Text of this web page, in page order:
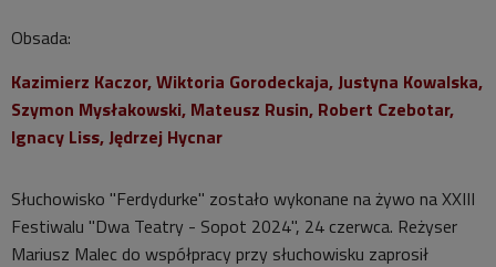
Obsada:
Kazimierz Kaczor, Wiktoria Gorodeckaja, Justyna Kowalska,
Szymon Mysłakowski, Mateusz Rusin, Robert Czebotar,
Ignacy Liss, Jędrzej Hycnar
Słuchowisko "Ferdydurke" zostało wykonane na żywo na XXIII
Festiwalu "Dwa Teatry - Sopot 2024", 24 czerwca. Reżyser
Mariusz Malec do współpracy przy słuchowisku zaprosił